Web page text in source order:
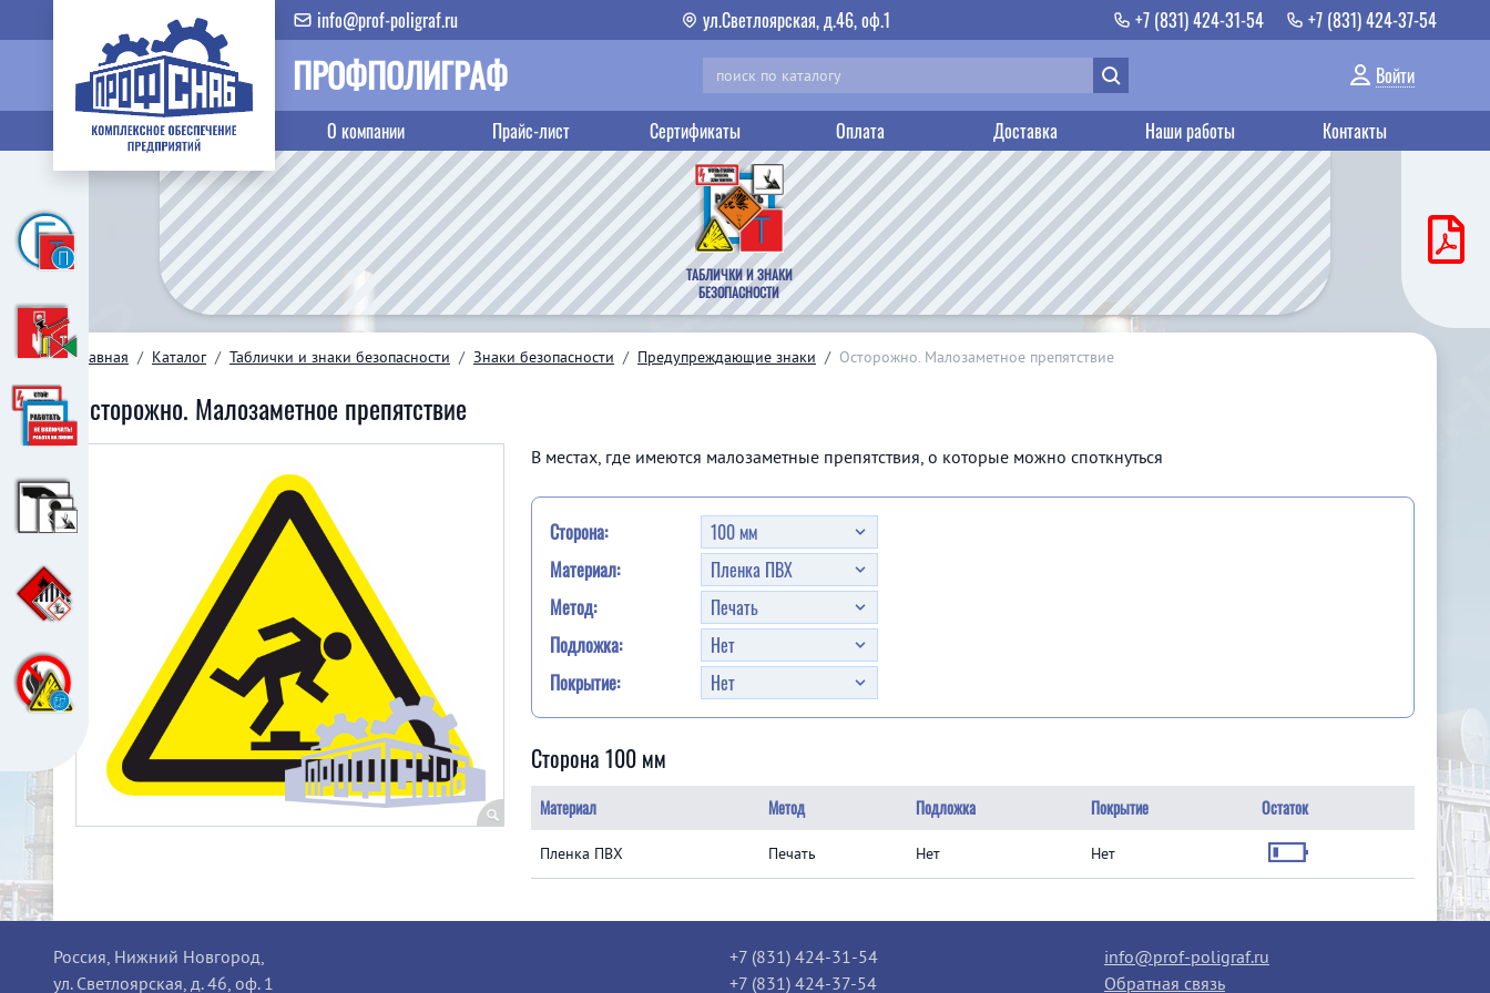
info@prof-poligraf.ru ул.Светлоярская, д.46, оф.1 +7 (831) 424-31-54 +7 (831) 424-37-54
ПРОФПОЛИГРАФ Войти
О компании Прайс-лист Сертификаты Оплата Доставка Наши работы Контакты
ТАБЛИЧКИ И ЗНАКИ
БЕЗОПАСНОСТИ
Главная / Каталог / Таблички и знаки безопасности / Знаки безопасности / Предупреждающие знаки / Осторожно. Малозаметное препятствие
Осторожно. Малозаметное препятствие
В местах, где имеются малозаметные препятствия, о которые можно споткнуться
Сторона:
Материал:
Метод:
Подложка:
Покрытие:
Сторона 100 мм
Материал Метод Подложка Покрытие Остаток
Пленка ПВХ Печать Нет Нет
Россия, Нижний Новгород,
ул. Светлоярская, д. 46, оф. 1
+7 (831) 424-31-54
+7 (831) 424-37-54
info@prof-poligraf.ru
Обратная связь